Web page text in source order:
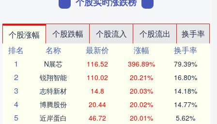
个股涨幅 个股跌幅 个股流入 个股流出
换手率
排名
名称 最新价 涨幅
换手率
1
N展芯 116.52 396.89% 79.39%
2 锐翔智能 110.02 20.21% 16.80%
3 志特新材 14.8 20.03% 14.18%
4 博腾股份 20.44 20.02% 14.77%
5 近岸蛋白 46.72 20.01% 5.62%